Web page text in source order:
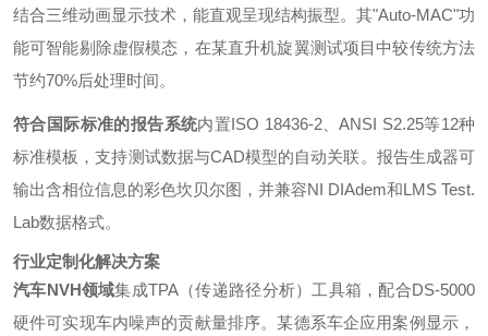
结合三维动画显示技术，能直观呈现结构振型。其"Auto-MAC"功
能可智能剔除虚假模态，在某直升机旋翼测试项目中较传统方法
节约70%后处理时间。
符合国际标准的报告系统内置ISO 18436-2、ANSI S2.25等12种
标准模板，支持测试数据与CAD模型的自动关联。报告生成器可
输出含相位信息的彩色坎贝尔图，并兼容NI DIAdem和LMS Test.
Lab数据格式。
行业定制化解决方案
汽车NVH领域集成TPA（传递路径分析）工具箱，配合DS-5000
硬件可实现车内噪声的贡献量排序。某德系车企应用案例显示，